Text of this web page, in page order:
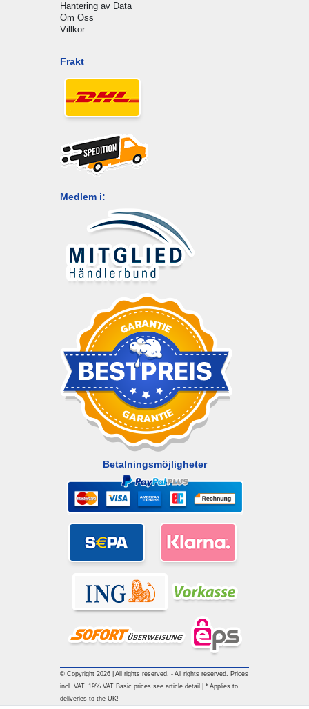
Hantering av Data
Om Oss
Villkor
Frakt
Medlem i:
Betalningsmöjligheter
© Copyright 2026 | All rights reserved. - All rights reserved. Prices
incl. VAT. 19% VAT Basic prices see article detail | * Applies to
deliveries to the UK!